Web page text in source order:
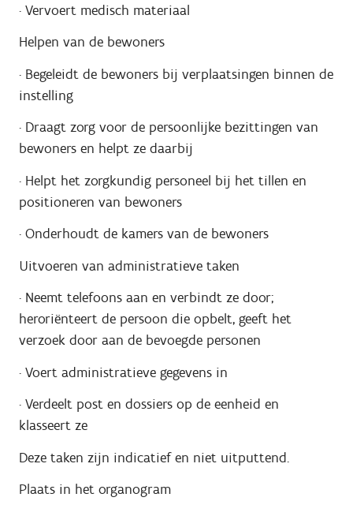
· Vervoert medisch materiaal
Helpen van de bewoners
· Begeleidt de bewoners bij verplaatsingen binnen de
instelling
· Draagt zorg voor de persoonlijke bezittingen van
bewoners en helpt ze daarbij
· Helpt het zorgkundig personeel bij het tillen en
positioneren van bewoners
· Onderhoudt de kamers van de bewoners
Uitvoeren van administratieve taken
· Neemt telefoons aan en verbindt ze door;
heroriënteert de persoon die opbelt, geeft het
verzoek door aan de bevoegde personen
· Voert administratieve gegevens in
· Verdeelt post en dossiers op de eenheid en
klasseert ze
Deze taken zijn indicatief en niet uitputtend.
Plaats in het organogram